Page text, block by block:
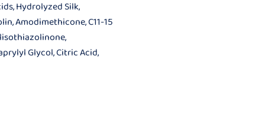
Hydrolyzed Silk,
Amodimethicone, C11-15
Glycol, Citric Acid,